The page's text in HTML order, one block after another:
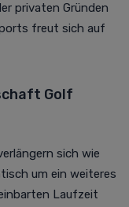
privaten Gründen
freut sich auf
Golf
sich wie
um ein weiteres
Laufzeit